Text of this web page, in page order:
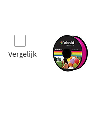
Vergelijk